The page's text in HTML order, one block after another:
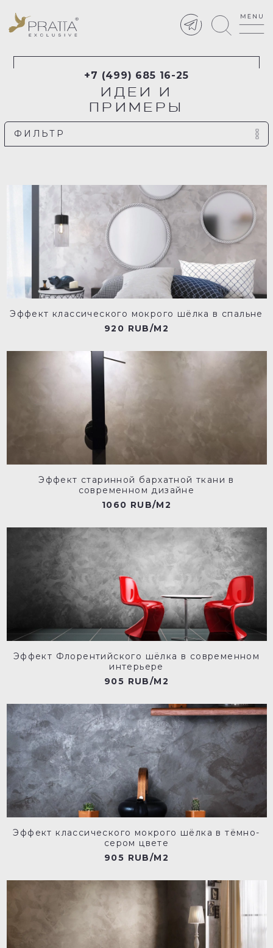
+7 (499) 685 16-25
ИДЕИ И
ПРИМЕРЫ
ФИЛЬТР
Эффект классического мокрого шёлка в спальне
920 RUB/M2
Эффект старинной бархатной ткани в
современном дизайне
1060 RUB/M2
Эффект Флорентийского шёлка в современном
интерьере
905 RUB/M2
Эффект классического мокрого шёлка в тёмно-
сером цвете
905 RUB/M2